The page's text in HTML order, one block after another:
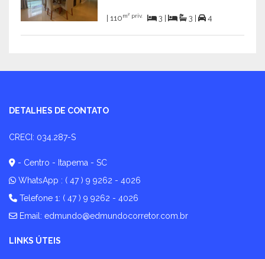
| 110m² priv. 3 | 3 | 4
DETALHES DE CONTATO
CRECI: 034.287-S
- Centro - Itapema - SC
WhatsApp : ( 47 ) 9 9262 - 4026
Telefone 1: ( 47 ) 9 9262 - 4026
Email: edmundo@edmundocorretor.com.br
LINKS ÚTEIS